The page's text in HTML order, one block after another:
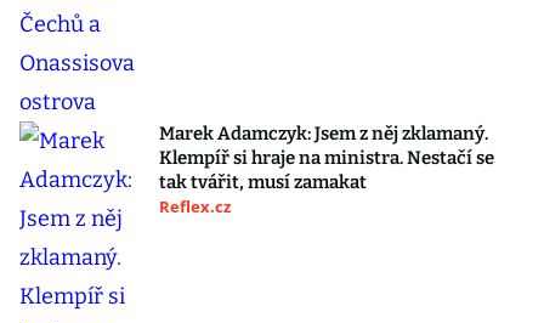
Marek Adamczyk: Jsem z něj zklamaný.
Klempíř si hraje na ministra. Nestačí se
tak tvářit, musí zamakat
Reflex.cz